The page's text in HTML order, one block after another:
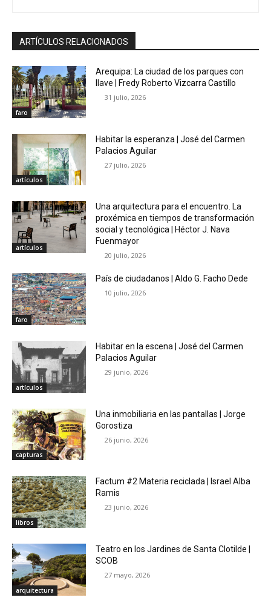
ARTÍCULOS RELACIONADOS
faro
Arequipa: La ciudad de los parques con
llave | Fredy Roberto Vizcarra Castillo
31 julio, 2026
artículos
Habitar la esperanza | José del Carmen
Palacios Aguilar
27 julio, 2026
artículos
Una arquitectura para el encuentro. La
proxémica en tiempos de transformación
social y tecnológica | Héctor J. Nava
Fuenmayor
20 julio, 2026
faro
País de ciudadanos | Aldo G. Facho Dede
10 julio, 2026
artículos
Habitar en la escena | José del Carmen
Palacios Aguilar
29 junio, 2026
capturas
Una inmobiliaria en las pantallas | Jorge
Gorostiza
26 junio, 2026
libros
Factum #2 Materia reciclada | Israel Alba
Ramis
23 junio, 2026
arquitectura
Teatro en los Jardines de Santa Clotilde |
SCOB
27 mayo, 2026